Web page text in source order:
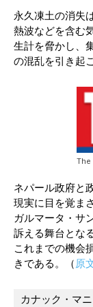
永久凍土の消失
熱波などを含む
生計を脅かし、
の混乱を引き起
The
ネパール政府と
現実に目を覚ま
ガルマータ・サ
訴える舞台とな
これまでの機会
きである。（原
カナック・マ